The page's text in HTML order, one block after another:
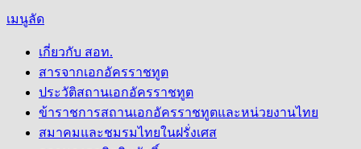
เมนูลัด
เกี่ยวกับ สอท.
สารจากเอกอัครราชทูต
ประวัติสถานเอกอัครราชทูต
ข้าราชการสถานเอกอัครราชทูตและหน่วยงานไทย
สมาคมและชมรมไทยในฝรั่งเศส